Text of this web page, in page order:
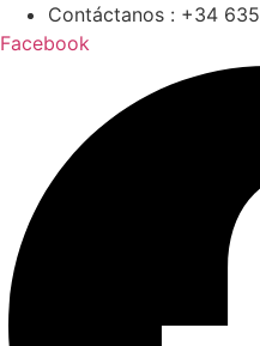
Contáctanos : +34
Facebook